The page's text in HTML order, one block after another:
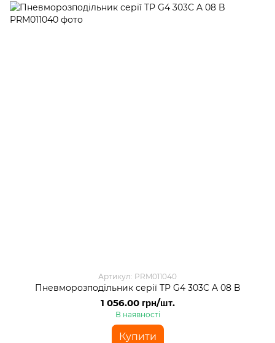
Артикул: PRM011040
Пневморозподільник серії TP G4 303C A 08 B
1 056.00 грн/шт.
В наявності
Купити